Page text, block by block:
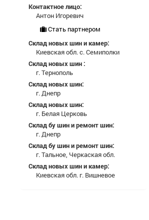
Контактное лицо:
Антон Игоревич
Стать партнером
Склад новых шин и камер:
Киевская обл. с. Семиполки
Склад новых шин :
г. Тернополь
Склад новых шин:
г. Днепр
Склад новых шин:
г. Белая Церковь
Склад бу шин и ремонт шин:
г. Днепр
Склад бу шин и ремонт шин:
г. Тальное, Черкаская обл.
Склад новых шин и камер:
Киевская обл. г. Вишневое